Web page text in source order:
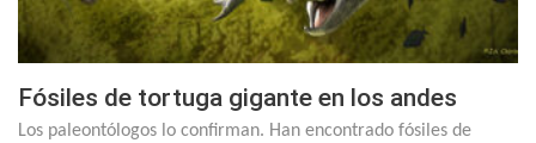
Fósiles de tortuga gigante en los andes
Los paleontólogos lo confirman. Han encontrado fósiles de